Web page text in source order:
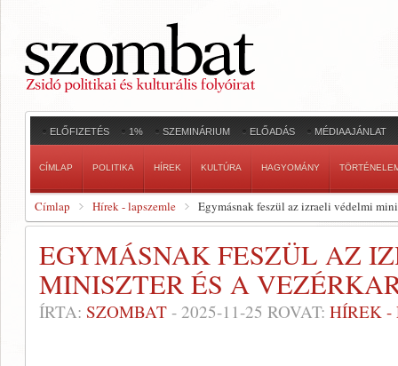
ELŐFIZETÉS 1% SZEMINÁRIUM ELŐADÁS MÉDIAAJÁNLAT
CÍMLAP POLITIKA HÍREK KULTÚRA HAGYOMÁNY
Címlap Hírek - lapszemle Egymásnak feszül az izraeli védelmi
EGYMÁSNAK FESZÜL AZ
MINISZTER ÉS A
ÍRTA: SZOMBAT - 2025-11-25 ROVAT: HÍREK -